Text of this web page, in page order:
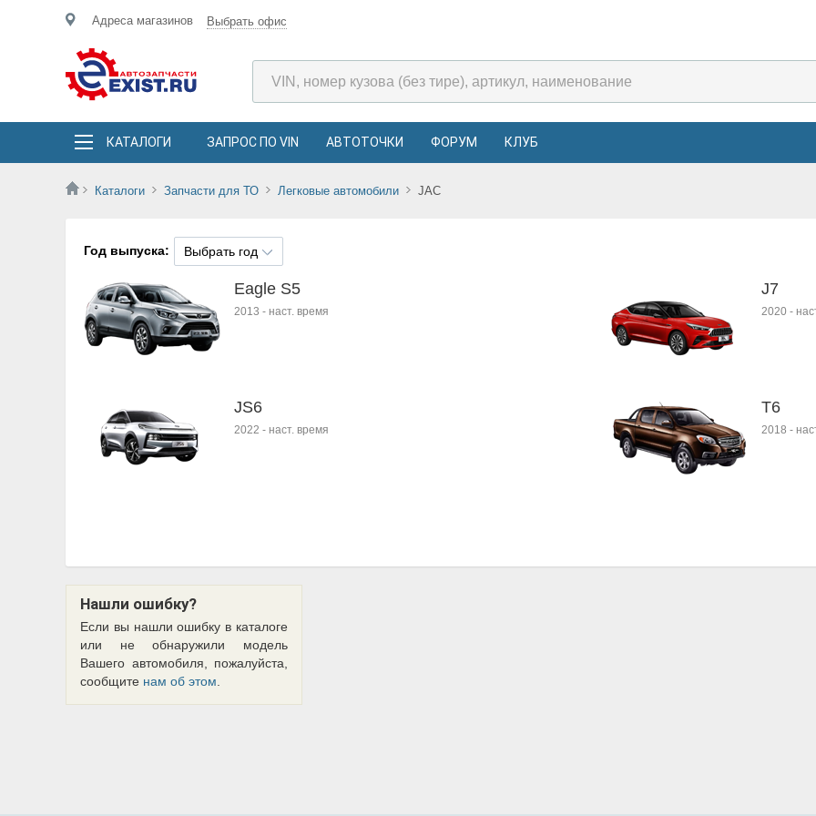
Адреса магазинов Выбрать офис
КАТАЛОГИ ЗАПРОС ПО VIN АВТОТОЧКИ ФОРУМ КЛУБ
Каталоги Запчасти для ТО Легковые автомобили JAC
Год выпуска: Выбрать год
Eagle S5
2013 - наст. время
J7
2020-
JS6
2022 - наст. время
T6
2018 -
Нашли ошибку?
Если вы нашли ошибку в каталоге
или не обнаружили модель
Вашего автомобиля, пожалуйста,
сообщите нам об этом